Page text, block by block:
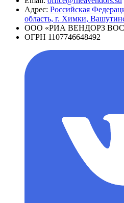
Адрес: Российская
область, г. Химки,
ООО «РИА ВЕНДОРЗ
ОГРН 1107746648492